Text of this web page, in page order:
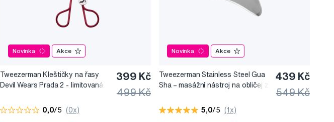
Novinka Akce
Tweezerman Kleštičky na řasy
Devil Wears Prada 2 - limitovaná
399 Kč
499 Kč
0,0/5 (0x)
Novinka Akce
Tweezerman Stainless Steel Gua
Sha –⁠⁠⁠⁠⁠⁠ masážní nástroj na obličej z
439 Kč
549 Kč
5,0/5 (1x)